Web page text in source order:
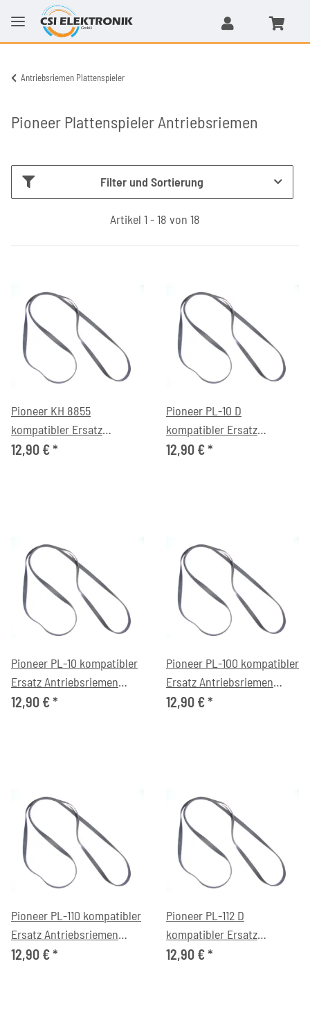
Antriebsriemen Plattenspieler
Pioneer Plattenspieler Antriebsriemen
Filter und Sortierung
Artikel 1 - 18 von 18
Pioneer KH 8855
kompatibler Ersatz
Antriebsriemen flach
12,90 €*
Pioneer PL-10 D
kompatibler Ersatz
Antriebsriemen flach
12,90 €*
Pioneer PL-10 kompatibler
Ersatz Antriebsriemen
flach
12,90 €*
Pioneer PL-100 kompatibler
Ersatz Antriebsriemen
flach
12,90 €*
Pioneer PL-110 kompatibler
Ersatz Antriebsriemen
flach
12,90 €*
Pioneer PL-112 D
kompatibler Ersatz
Antriebsriemen flach
12,90 €*